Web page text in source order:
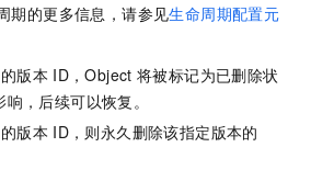
期的更多信息，请参见生命周期配置元
的版本 ID，Object 将被标记为已删除状
，后续可以恢复。
的版本 ID，则永久删除该指定版本的